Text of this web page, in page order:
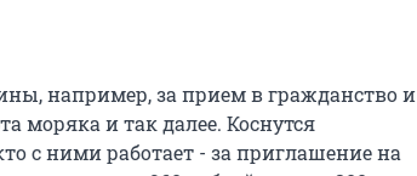
например, за прием в гражданство и
моряка и так далее. Коснутся
с ними работает - за приглашение на